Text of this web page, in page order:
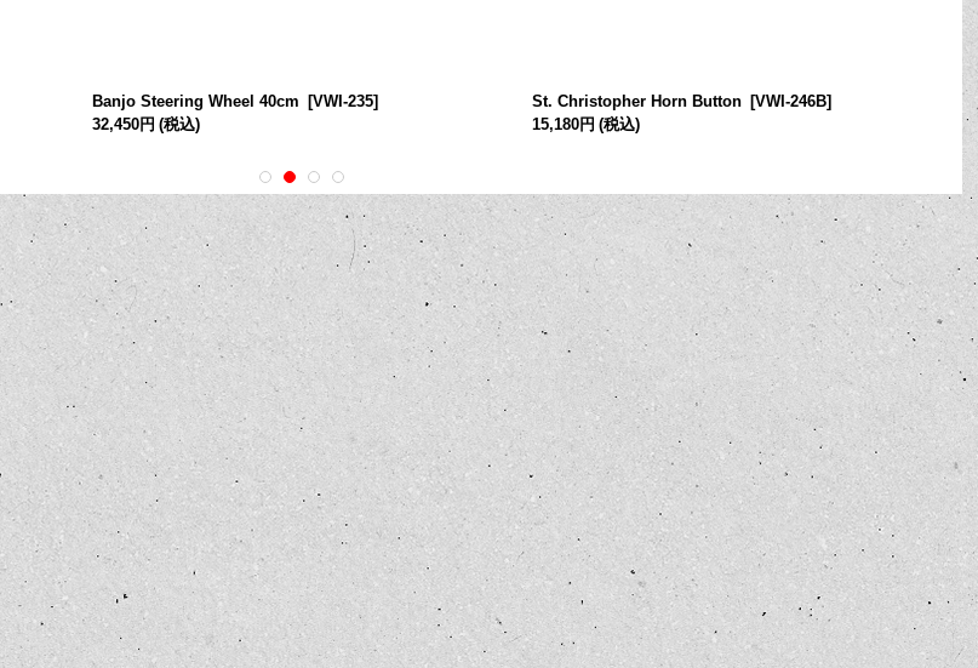
Banjo Steering Wheel 40cm [VWI-235]
32,450円 (税込)
St. Christopher Horn Button [VWI-246B]
15,180円 (税込)
[